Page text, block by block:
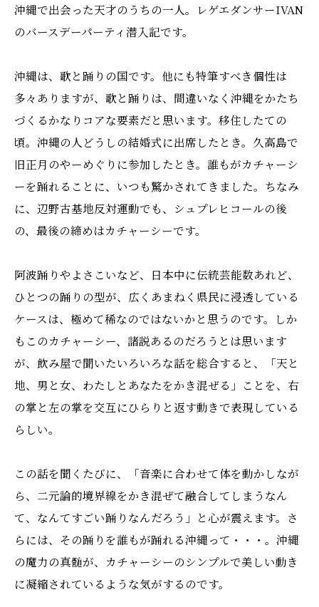
沖縄で出会った天才のうちの一人。レゲエダンサーIVAN
のバースデーパーティ潜入記です。
沖縄は、歌と踊りの国です。他にも特筆すべき個性は
多々ありますが、歌と踊りは、間違いなく沖縄をかたち
づくるかなりコアな要素だと思います。移住したての
頃。沖縄の人どうしの結婚式に出席したとき。久高島で
旧正月のやーめぐりに参加したとき。誰もがカチャーシ
ーを踊れることに、いつも驚かされてきました。ちなみ
に、辺野古基地反対運動でも、シュプレヒコールの後
の、最後の締めはカチャーシーです。
阿波踊りやよさこいなど、日本中に伝統芸能数あれど、
ひとつの踊りの型が、広くあまねく県民に浸透している
ケースは、極めて稀なのではないかと思うのです。しか
もこのカチャーシー、諸説あるのだろうとは思います
が、飲み屋で聞いたいろいろな話を総合すると、「天と
地、男と女、わたしとあなたをかき混ぜる」ことを、右
の掌と左の掌を交互にひらりと返す動きで表現している
らしい。
この話を聞くたびに、「音楽に合わせて体を動かしなが
ら、二元論的境界線をかき混ぜて融合してしまうなん
て、なんてすごい踊りなんだろう」と心が震えます。さ
らには、その踊りを誰もが踊れる沖縄って・・・。沖縄
の魔力の真髄が、カチャーシーのシンプルで美しい動き
に凝縮されているような気がするのです。